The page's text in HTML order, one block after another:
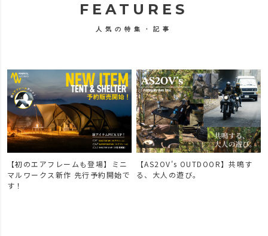
FEATURES
人気の特集・記事
【初のエアフレームも登場】ミニ
マルワークス新作 先行予約開始で
す！
【AS2OV's OUTDOOR】共鳴す
る、大人の遊び。